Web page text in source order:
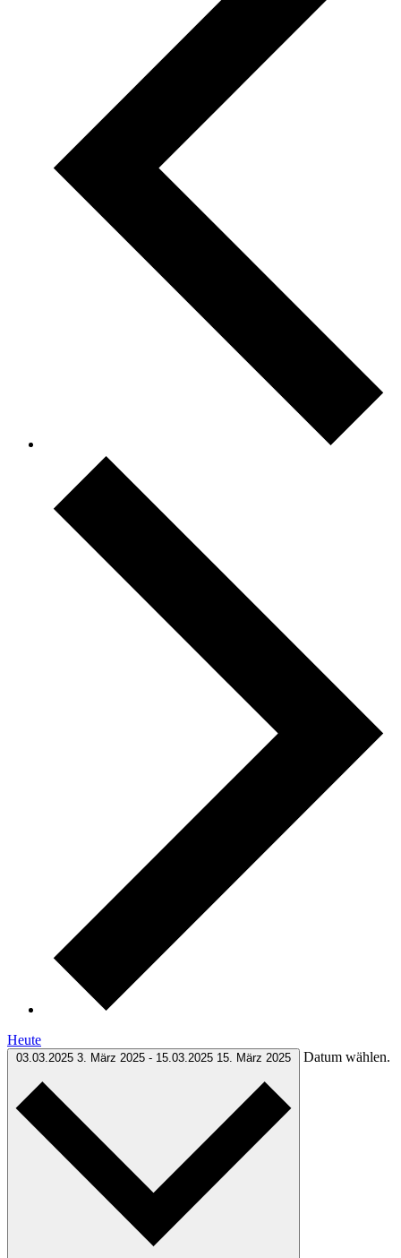
Heute
03.03.2025 3. März 2025 - 15.03.2025 15. März 2025 Datum wählen.